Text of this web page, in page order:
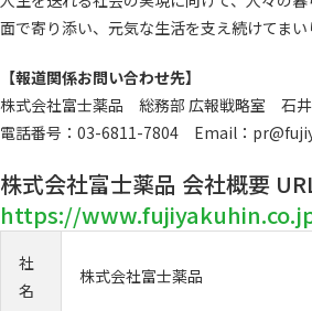
面で寄り添い、元気な生活を支え続けてまい
【報道関係お問い合わせ先】
株式会社富士薬品 総務部 広報戦略室 石井
電話番号：03-6811-7804 Email：
株式会社富士薬品 会社概要
https://
社
名
株式会社富士薬品